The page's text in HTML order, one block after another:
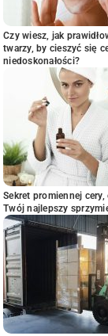
Czy wiesz, jak
twarzy, by cieszyć się
niedoskonałości?
Sekret promiennej
Twój najlepszy